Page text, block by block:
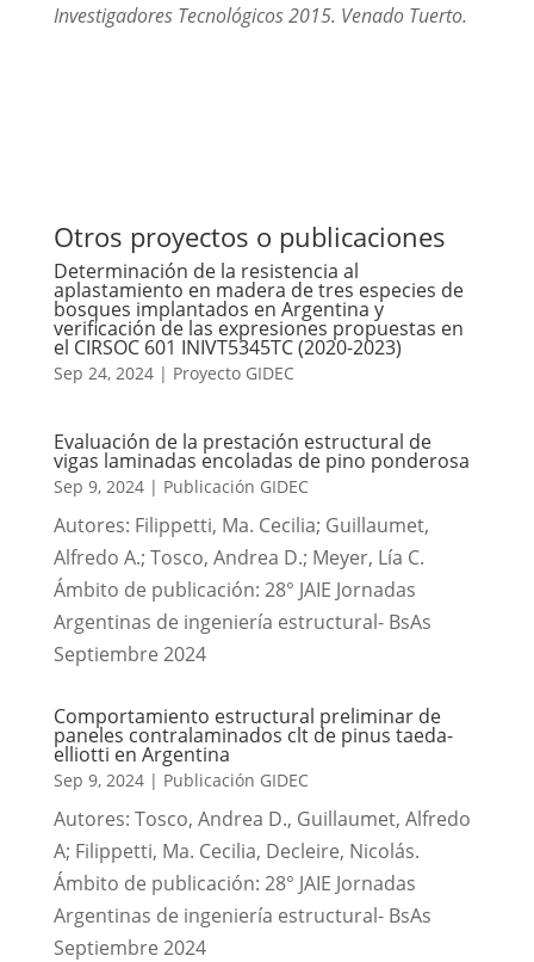
Investigadores Tecnológicos 2015. Venado Tuerto.
Otros proyectos o publicaciones
Determinación de la resistencia al
aplastamiento en madera de tres especies de
bosques implantados en Argentina y
verificación de las expresiones propuestas en
el CIRSOC 601 INIVT5345TC (2020-2023)
Sep 24, 2024| Proyecto GIDEC
Evaluación de la prestación estructural de
vigas laminadas encoladas de pino ponderosa
Sep 9, 2024| Publicación GIDEC
Autores: Filippetti, Ma. Cecilia; Guillaumet,
Alfredo A.; Tosco, Andrea D.; Meyer, Lía C.
Ámbito de publicación: 28° JAIE Jornadas
Argentinas de ingeniería estructural- BsAs
Septiembre 2024
Comportamiento estructural preliminar de
paneles contralaminados clt de pinus taeda-
elliotti en Argentina
Sep 9, 2024| Publicación GIDEC
Autores: Tosco, Andrea D., Guillaumet, Alfredo
A; Filippetti, Ma. Cecilia, Decleire, Nicolás.
Ámbito de publicación: 28° JAIE Jornadas
Argentinas de ingeniería estructural- BsAs
Septiembre 2024